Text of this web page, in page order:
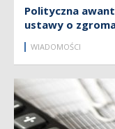
Polityczna
ustawy o
WIADOMOŚCI